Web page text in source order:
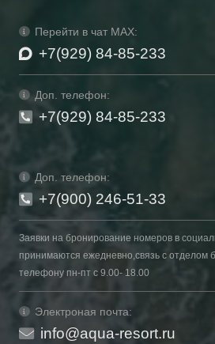
Перейти в чат MAX:
+7(929) 84-85-233
Доп. телефон:
+7(929) 84-85-233
Доп. телефон:
+7(900) 246-51-33
Заявки на бронирование номеров в
принимаются ежедневно,связь с отделом
телефону пн-пт с 9.00- 18.00
Электроная почта:
info@aqua-resort.ru